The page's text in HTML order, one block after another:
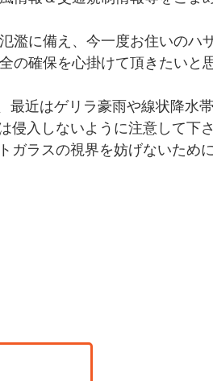
濫に備え、今一度お住いのハ
の確保を心掛けて頂きたいと
最近はゲリラ豪雨や線状降水
侵入しないように注意して下さ
ガラスの視界を妨げないため